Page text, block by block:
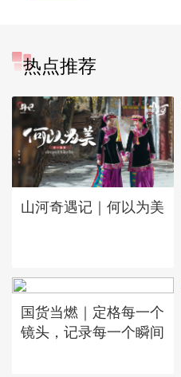
热点推荐
山河奇遇记｜何以为美
国货当燃｜定格每一个
镜头，记录每一个瞬间